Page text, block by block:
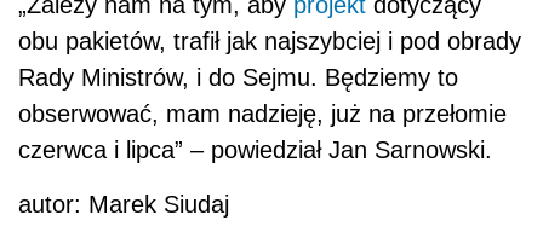
obu pakietów, trafił jak najszybciej i pod obrady
Rady Ministrów, i do Sejmu. Będziemy to
obserwować, mam nadzieję, już na przełomie
czerwca i lipca” – powiedział Jan Sarnowski.
autor: Marek Siudaj